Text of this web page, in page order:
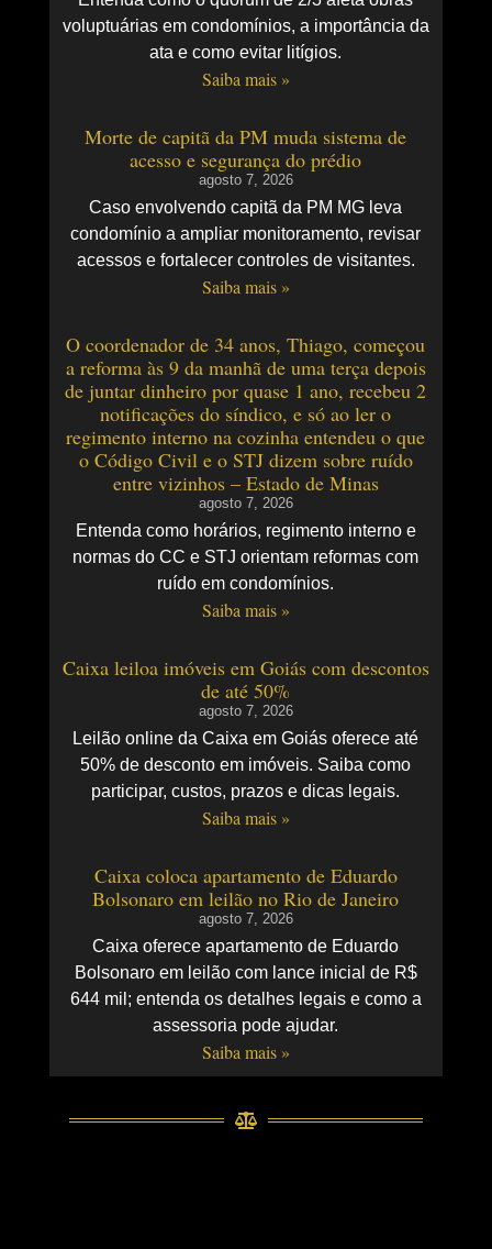
voluptuárias em condomínios, a importância da
ata e como evitar litígios.
Saiba mais »
Morte de capitã da PM muda sistema de
acesso e segurança do prédio
agosto 7, 2026
Caso envolvendo capitã da PM MG leva
condomínio a ampliar monitoramento, revisar
acessos e fortalecer controles de visitantes.
Saiba mais »
O coordenador de 34 anos, Thiago, começou
a reforma às 9 da manhã de uma terça depois
de juntar dinheiro por quase 1 ano, recebeu 2
notificações do síndico, e só ao ler o
regimento interno na cozinha entendeu o que
o Código Civil e o STJ dizem sobre ruído
entre vizinhos – Estado de Minas
agosto 7, 2026
Entenda como horários, regimento interno e
normas do CC e STJ orientam reformas com
ruído em condomínios.
Saiba mais »
Caixa leiloa imóveis em Goiás com descontos
de até 50%
agosto 7, 2026
Leilão online da Caixa em Goiás oferece até
50% de desconto em imóveis. Saiba como
participar, custos, prazos e dicas legais.
Saiba mais »
Caixa coloca apartamento de Eduardo
Bolsonaro em leilão no Rio de Janeiro
agosto 7, 2026
Caixa oferece apartamento de Eduardo
Bolsonaro em leilão com lance inicial de R$
644 mil; entenda os detalhes legais e como a
assessoria pode ajudar.
Saiba mais »